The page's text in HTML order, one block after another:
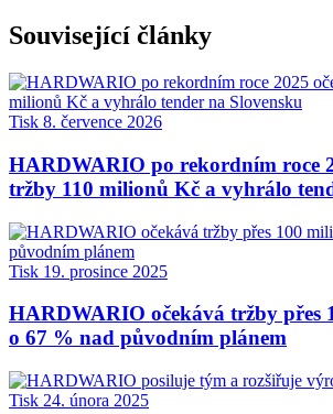
Související články
Tisk 8. července 2026
HARDWARIO po rekordním roce
tržby 110 milionů Kč a vyhrálo
Tisk 19. prosince 2025
HARDWARIO očekává tržby přes
o 67 % nad původním plánem
Tisk 24. února 2025